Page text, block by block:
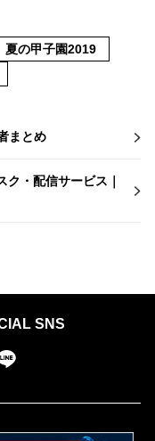
夏の甲子園2019
まとめ
・配信サービス｜
SNS